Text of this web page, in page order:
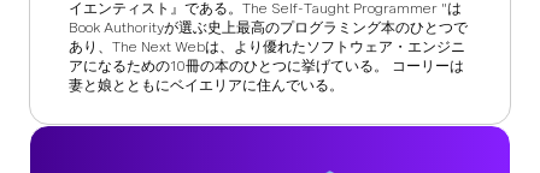
イエンティスト』である。The Self-Taught Programmer "は
Book Authorityが選ぶ史上最高のプログラミング本のひとつで
あり、The Next Webは、より優れたソフトウェア・エンジニ
アになるための10冊の本のひとつに挙げている。 コーリーは
妻と娘とともにベイエリアに住んでいる。